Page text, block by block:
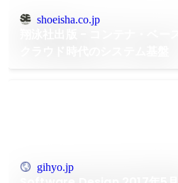
shoeisha.co.jp
gihyo.jp